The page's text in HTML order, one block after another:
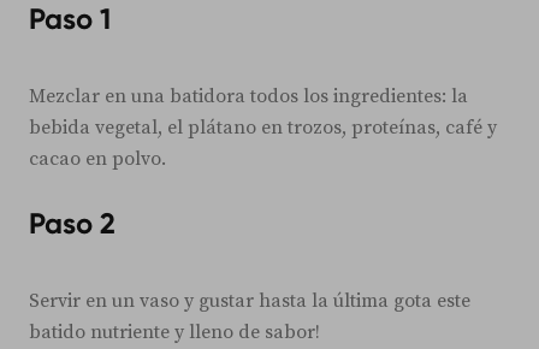
Paso 1
Mezclar en una batidora todos los ingredientes: la
bebida vegetal, el plátano en trozos, proteínas, café y
cacao en polvo.
Paso 2
Servir en un vaso y gustar hasta la última gota este
batido nutriente y lleno de sabor!